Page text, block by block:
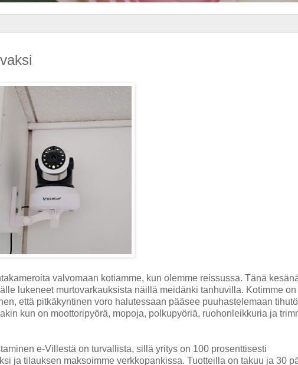
valvomaan kotiamme, kun olemme reissussa. Tänä
lukeneet murtovarkauksista näillä meidänki tanhuvilla. Kotimme on
että pitkäkyntinen voro halutessaan pääsee puuhastelemaan
kun on moottoripyörä, mopoja, polkupyöriä, ruohonleikkuria ja
e-Villestä on turvallista, sillä yritys on 100 prosenttisesti
ja tilauksen maksoimme verkkopankissa. Tuotteilla on takuu ja 30